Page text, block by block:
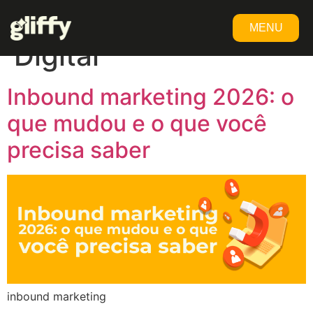
MENU
FECHAR
Tag:
Digital
Inbound marketing 2026: o
que mudou e o que você
precisa saber
inbound marketing